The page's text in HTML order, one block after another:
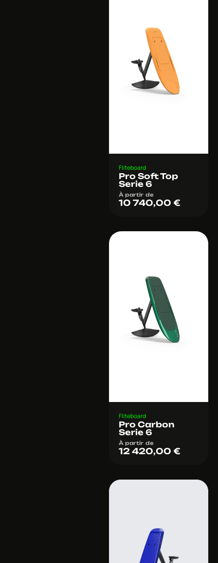
Fliteboard
Pro Soft Top
Serie 6
À partir de
10 740,00 €
Fliteboard
Pro Carbon
Serie 6
À partir de
12 420,00 €